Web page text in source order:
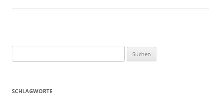
nach:
SCHLAGWORTE